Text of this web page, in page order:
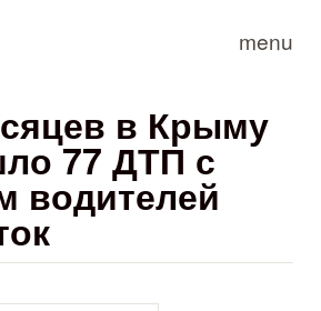
menu
в Крыму
77 ДТП с
водителей